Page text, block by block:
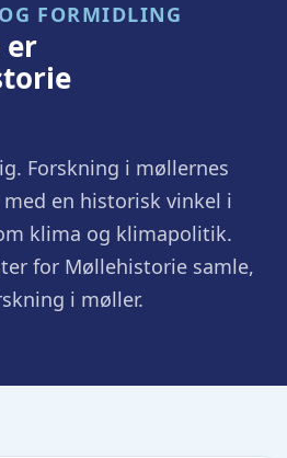
FORMIDLING
er
Forskning i møllernes
en historisk vinkel i
klima og klimapolitik.
for Møllehistorie samle,
i møller.